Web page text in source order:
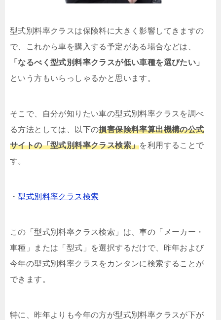
型式別料率クラスは保険料に大きく影響してきますの
で、これから車を購入する予定がある場合などは、
「なるべく型式別料率クラスが低い車種を選びたい」
という方もいらっしゃるかと思います。
そこで、自分が知りたい車の型式別料率クラスを調べ
る方法としては、以下の損害保険料率算出機構の公式
サイトの「型式別料率クラス検索」を利用することで
す。
・型式別料率クラス検索
この「型式別料率クラス検索」は、車の「メーカー・
車種」または「型式」を選択するだけで、昨年および
今年の型式別料率クラスをカンタンに検索することが
できます。
特に、昨年よりも今年の方が型式別料率クラスが下が